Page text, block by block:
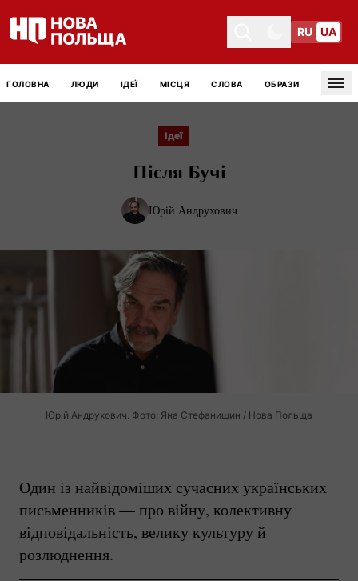
Toggle themeToggle theme
RU UA
ГОЛОВНА ЛЮДИ ІДЕЇ МІСЦЯ СЛОВА ОБРАЗИ
Ідеї
Після Бучі
Юрій Андрухович
Юрій Андрухович. Фото: Яна Стефанишин / Нова Польща
Один із найвідоміших сучасних українських
письменників — про війну, колективну
відповідальність, велику культуру й
розлюднення.